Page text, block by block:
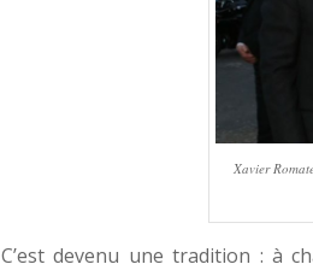
Xavier
C’est devenu une tradition : à